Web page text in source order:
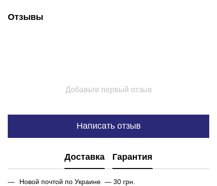
Отзывы
Добавьте первый отзыв
Написать отзыв
Доставка Гарантия
Новой почтой по Украине — 30 грн.